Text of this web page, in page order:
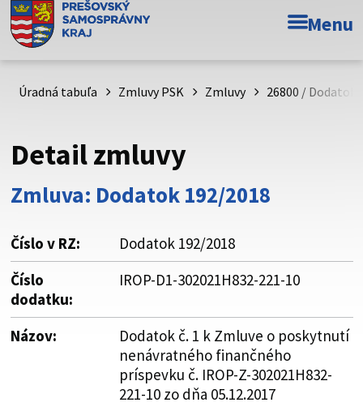
Doména psk.sk je oficiálna
Toto je oficiálna webová stránka Prešovského
psk.sk.
Buďte pozorní a vždy sa uistite, že zdieľate informácie iba
cez zabezpečenú webovú stránku. Zabezpečená stránka
vždy začína https:// pred názvom domény webového sídla.
Menu
Úradná tabuľa Zmluvy PSK Zmluvy 26800 /
Detail zmluvy
Zmluva: Dodatok 192/2018
Číslo v RZ:
Dodatok 192/2018
Číslo
dodatku:
IROP-D1-302021H832-221-10
Názov:
Dodatok č. 1 k Zmluve o poskytnutí
nenávratného finančného
príspevku č. IROP-Z-302021H832-
221-10 zo dňa 05.12.2017